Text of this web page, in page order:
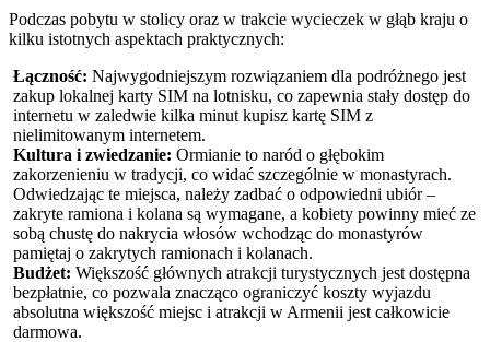
Podczas pobytu w stolicy oraz w trakcie wycieczek w głąb kraju o
kilku istotnych aspektach praktycznych:
Łączność: Najwygodniejszym rozwiązaniem dla podróżnego jest
zakup lokalnej karty SIM na lotnisku, co zapewnia stały dostęp do
internetu w zaledwie kilka minut kupisz kartę SIM z
nielimitowanym internetem.
Kultura i zwiedzanie: Ormianie to naród o głębokim
zakorzenieniu w tradycji, co widać szczególnie w monastyrach.
Odwiedzając te miejsca, należy zadbać o odpowiedni ubiór –
zakryte ramiona i kolana są wymagane, a kobiety powinny mieć ze
sobą chustę do nakrycia włosów wchodząc do monastyrów
pamiętaj o zakrytych ramionach i kolanach.
Budżet: Większość głównych atrakcji turystycznych jest dostępna
bezpłatnie, co pozwala znacząco ograniczyć koszty wyjazdu
absolutna większość miejsc i atrakcji w Armenii jest całkowicie
darmowa.